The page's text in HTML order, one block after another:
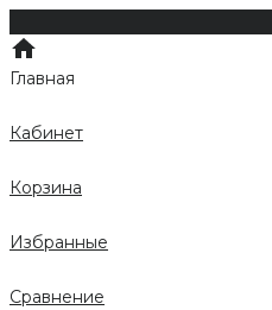
Главная
Кабинет
Корзина
Избранные
Сравнение